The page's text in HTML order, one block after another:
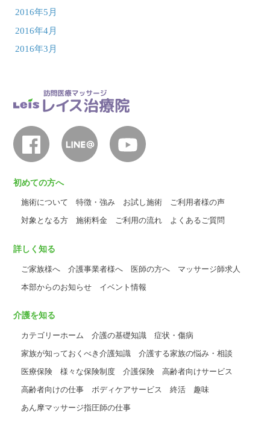
2016年5月
2016年4月
2016年3月
初めての方へ
施術について 特徴・強み お試し施術
ご利用者様の声
対象となる方
施術料金 ご利用の流れ よくあるご質問
詳しく知る
ご家族様へ 介護事業者様へ 医師の方へ
マッサージ師求人
本部からのお知らせ
イベント情報
介護を知る
カテゴリーホーム 介護の基礎知識
症状・傷病
家族が知っておくべき介護知識
介護する家族の悩み・相談
医療保険
様々な保険制度 介護保険
高齢者向けサービス
高齢者向けの仕事
ボディケアサービス 終活
趣味
あん摩マッサージ指圧師の仕事